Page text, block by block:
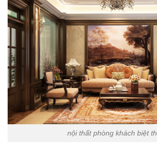
nội thất phòng khách biệt